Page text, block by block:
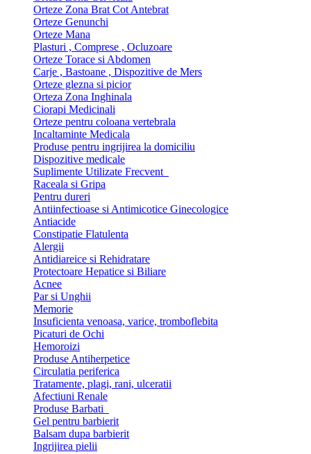
Orteze Zona Brat Cot Antebrat
Orteze Genunchi
Orteze Mana
Plasturi , Comprese , Ocluzoare
Orteze Torace si Abdomen
Carje , Bastoane , Dispozitive de Mers
Orteze glezna si picior
Orteza Zona Inghinala
Ciorapi Medicinali
Orteze pentru coloana vertebrala
Incaltaminte Medicala
Produse pentru ingrijirea la domiciliu
Dispozitive medicale
Suplimente Utilizate Frecvent
Raceala si Gripa
Pentru dureri
Antiinfectioase si Antimicotice Ginecologice
Antiacide
Constipatie Flatulenta
Alergii
Antidiareice si Rehidratare
Protectoare Hepatice si Biliare
Acnee
Par si Unghii
Memorie
Insuficienta venoasa, varice, tromboflebita
Picaturi de Ochi
Hemoroizi
Produse Antiherpetice
Circulatia periferica
Tratamente, plagi, rani, ulceratii
Afectiuni Renale
Produse Barbati
Gel pentru barbierit
Balsam dupa barbierit
Ingrijirea pielii